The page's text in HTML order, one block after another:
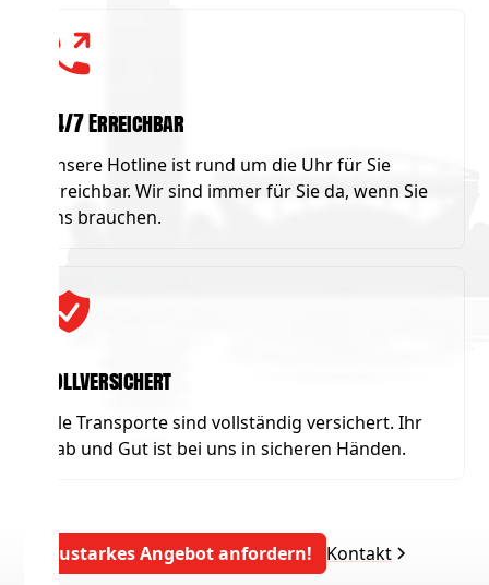
24/7 Erreichbar
Unsere Hotline ist rund um die Uhr für Sie
erreichbar. Wir sind immer für Sie da, wenn Sie
uns brauchen.
Vollversichert
Alle Transporte sind vollständig versichert. Ihr
Hab und Gut ist bei uns in sicheren Händen.
Saustarkes Angebot anfordern! Kontakt